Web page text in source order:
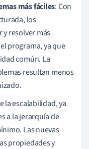
más fáciles: Con
los
resolver más
programa, ya que
común. La
resultan menos
la escalabilidad, ya
a la jerarquía de
Las nuevas
propiedades y